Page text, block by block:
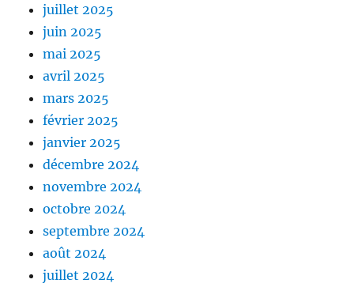
juillet 2025
juin 2025
mai 2025
avril 2025
mars 2025
février 2025
janvier 2025
décembre 2024
novembre 2024
octobre 2024
septembre 2024
août 2024
juillet 2024